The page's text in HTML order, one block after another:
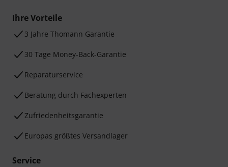
Ihre Vorteile
3 Jahre Thomann Garantie
30 Tage Money-Back-Garantie
Reparaturservice
Beratung durch Fachexperten
Zufriedenheitsgarantie
Europas größtes Versandlager
Service